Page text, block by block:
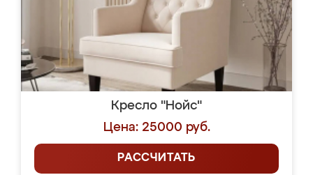
Кресло "Нойс"
Цена: 25000 руб.
РАССЧИТАТЬ